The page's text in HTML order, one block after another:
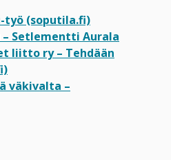
työ (soputila.fi)
– Setlementti Aurala
liitto ry – Tehdään
väkivalta –